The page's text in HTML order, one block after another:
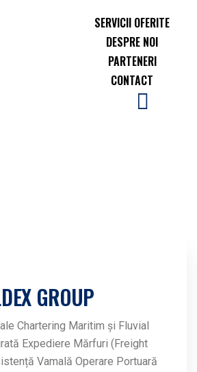
SERVICII OFERITE
DESPRE NOI
PARTENERI
CONTACT
GROUP
Chartering Maritim și Fluvial
Expediere Mărfuri (Freight
Vamală Operare Portuară